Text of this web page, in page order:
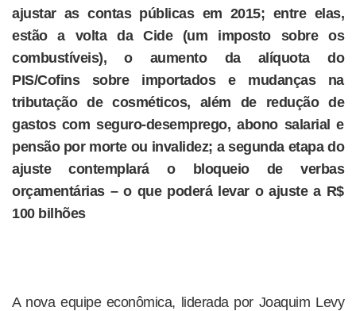
ajustar as contas públicas em 2015; entre elas,
estão a volta da Cide (um imposto sobre os
combustíveis), o aumento da alíquota do
PIS/Cofins sobre importados e mudanças na
tributação de cosméticos, além de redução de
gastos com seguro-desemprego, abono salarial e
pensão por morte ou invalidez; a segunda etapa do
ajuste contemplará o bloqueio de verbas
orçamentárias – o que poderá levar o ajuste a R$
100 bilhões
A nova equipe econômica, liderada por Joaquim Levy